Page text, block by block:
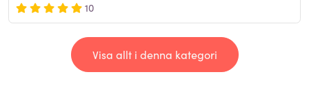
10
Visa allt i denna kategori